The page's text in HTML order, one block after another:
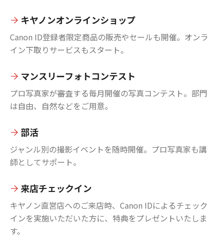
キヤノンオンラインショップ
Canon ID登録者限定商品の販売やセールも開催。オンラ
イン下取りサービスもスタート。
マンスリーフォトコンテスト
プロ写真家が審査する毎月開催の写真コンテスト。部門
は自由、自然などをご用意。
部活
ジャンル別の撮影イベントを随時開催。プロ写真家も講
師としてサポート。
来店チェックイン
キヤノン直営店へのご来店時、Canon IDによるチェック
インを実施いただいた方に、特典をプレゼントいたしま
す。